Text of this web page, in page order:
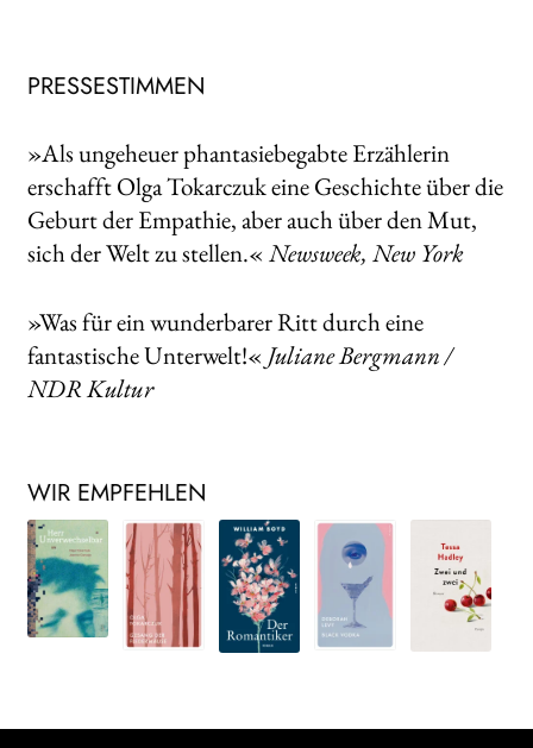
PRESSESTIMMEN
»Als ungeheuer phantasiebegabte Erzählerin
erschafft Olga Tokarczuk eine Geschichte über die
Geburt der Empathie, aber auch über den Mut,
sich der Welt zu stellen.« Newsweek, New York
»Was für ein wunderbarer Ritt durch eine
fantastische Unterwelt!« Juliane Bergmann /
NDR Kultur
WIR EMPFEHLEN